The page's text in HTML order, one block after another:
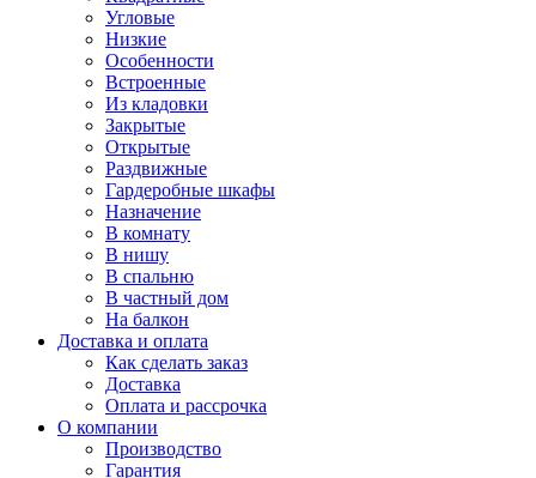
Угловые
Низкие
Особенности
Встроенные
Из кладовки
Закрытые
Открытые
Раздвижные
Гардеробные шкафы
Назначение
В комнату
В нишу
В спальню
В частный дом
На балкон
Доставка и оплата
Как сделать заказ
Доставка
Оплата и рассрочка
О компании
Производство
Гарантия